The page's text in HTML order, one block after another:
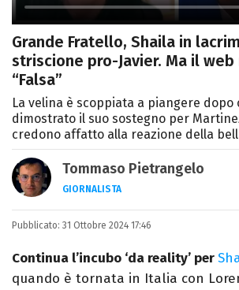
Grande Fratello, Shaila in
striscione pro-Javier. Ma il web
“Falsa”
La velina è scoppiata a piangere
dimostrato il suo sostegno per
credono affatto alla reazione della
Tommaso Pietrangelo
GIORNALISTA
Autore, giornalista,
cinema, poesia e
canzoni e ama i gatti.
Pubblicato: 31 Ottobre 2024 17:46
Continua l’incubo ‘da reality’ per
quando è tornata in Italia con